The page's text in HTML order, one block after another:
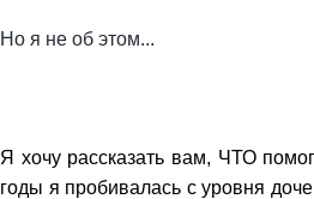
Но я не об этом...
Я хочу рассказать вам, ЧТО
годы я пробивалась с уровня